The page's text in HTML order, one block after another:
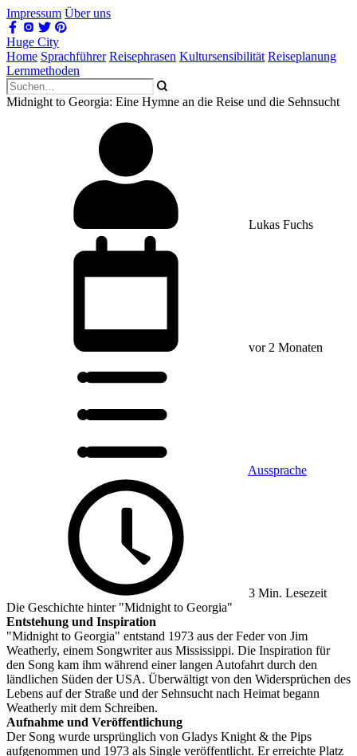
Impressum Über uns
Huge City
Home Sprachführer Reisephrasen Kultursensibilität Reiseplanung
Lernmethoden
Midnight to Georgia: Eine Hymne an die Reise und die Sehnsucht
Lukas Fuchs
vor 2 Monaten
Aussprache
3 Min. Lesezeit
Die Geschichte hinter "Midnight to Georgia"
Entstehung und Inspiration
"Midnight to Georgia" entstand 1973 aus der Feder von Jim
Weatherly, einem Songwriter aus Mississippi. Die Inspiration für
den Song kam ihm während einer langen Autofahrt durch den
ländlichen Süden der USA. Überwältigt von den Widersprüchen des
Lebens auf der Straße und der Sehnsucht nach Heimat begann
Weatherly mit dem Schreiben.
Aufnahme und Veröffentlichung
Der Song wurde ursprünglich von Gladys Knight & the Pips
aufgenommen und 1973 als Single veröffentlicht. Er erreichte Platz